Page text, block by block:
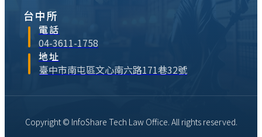
台中所
電話
04-3611-1758
地址
臺中市南屯區文心南六路171巷32號
Copyright © InfoShare Tech Law Office. All rights reserved.